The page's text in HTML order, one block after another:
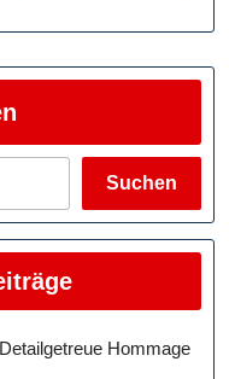
Suchen
Hommage